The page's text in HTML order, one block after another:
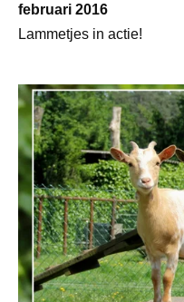
februari 2016
Lammetjes in actie!